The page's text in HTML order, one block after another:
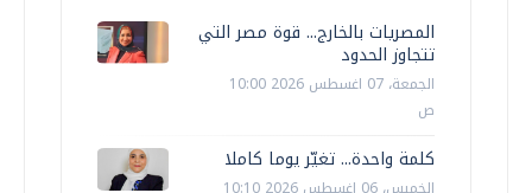
المصريات بالخارج... قوة مصر التي
تتجاوز الحدود
الجمعة، 07 اغسطس 2026 10:00
ص
كلمة واحدة... تغيّر يوما كاملا